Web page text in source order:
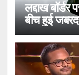
लद्दाख
बीच हुई